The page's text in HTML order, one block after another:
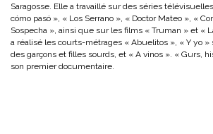
Saragosse. Elle a travaillé sur des séries
cómo pasó », « Los Serrano », « Doctor Mateo », «
Sospecha », ainsi que sur les films « Truman » et «
a réalisé les courts-métrages « Abuelitos », « Y yo »
des garçons et filles sourds, et « A vinos ». « Gurs,
son premier documentaire.